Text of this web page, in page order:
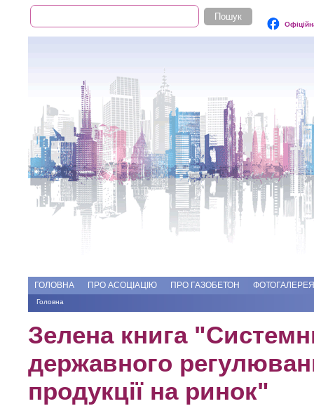
Пошукова форма
Пошук
ГОЛОВНА ПРО АСОЦІАЦІЮ ПРО ГАЗОБЕТОН ФОТОГАЛЕРЕЯ
Ви є тут
Головна
Зелена книга
державного
продукції на ринок"